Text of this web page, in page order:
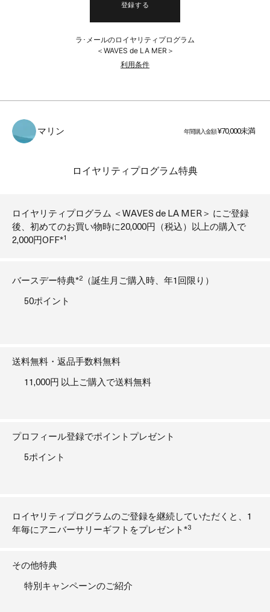
登録する
ラ･メールのロイヤリティプログラム
＜WAVES de LA MER＞
利用条件
マリン 年間購入金額¥70,000未満
ロイヤリティプログラム特典
ロイヤリティプログラム ＜WAVES de LA MER＞ にご登録
後、初めてのお買い物時に20,000円（税込）以上の購入で
2,000円OFF*1
バースデー特典*2 （誕生月ご購入時、年1回限り）
50ポイント
送料無料・返品手数料無料
11,000円 以上ご購入で送料無料
プロフィール登録でポイントプレゼント
5ポイント
ロイヤリティプログラムのご登録を継続していただくと、1
年毎にアニバーサリーギフトをプレゼント*3
その他特典
特別キャンペーンのご紹介